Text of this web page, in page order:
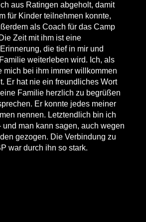
aus Ratingen abgeholt, damit
für Kinder teilnehmen konnte,
als Coach für das Camp
Zeit mit ihm ist eine
die tief in mir und
weiterleben wird. Ich, als
mich bei ihm immer willkommen
Er hat nie ein freundliches Wort
Familie herzlich zu begrüßen
Er konnte jedes meiner
nennen. Letztendlich bin ich
und man kann sagen, auch wegen
gezogen. Die Verbindung zu
war durch ihn so stark.